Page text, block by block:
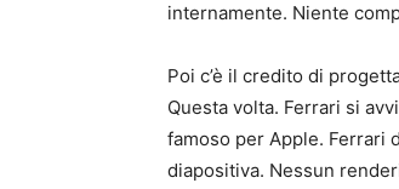
internamente. Niente
Poi c’è il credito di
Questa volta. Ferrari si
famoso per Apple. Ferrari
diapositiva. Nessun